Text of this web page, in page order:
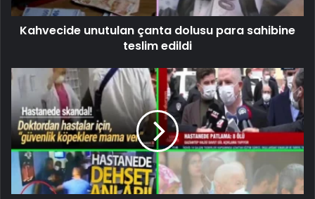
Kahvecide unutulan çanta dolusu para sahibine
teslim edildi